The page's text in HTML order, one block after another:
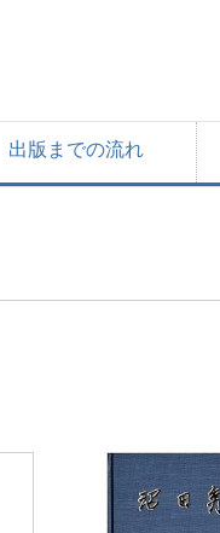
出版までの流れ